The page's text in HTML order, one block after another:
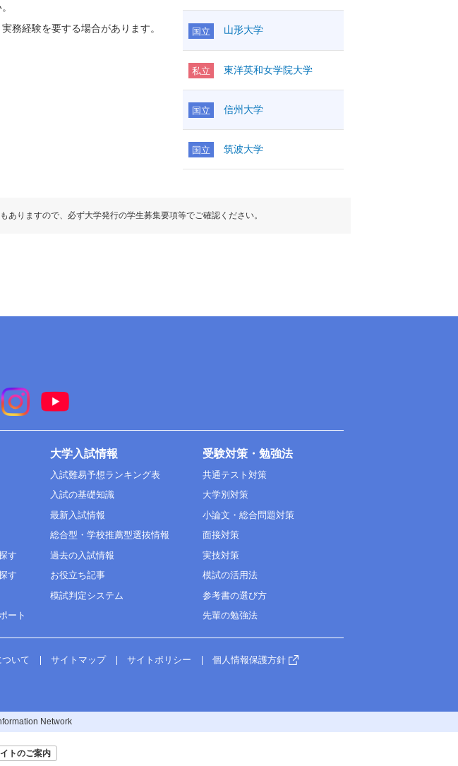
務経験を要する場合があります。
国立 山形大学
私立 東洋英和女学院大学
国立 信州大学
国立 筑波大学
りますので、必ず大学発行の学生募集要項等でご確認ください。
す
す
ート
大学入試情報
入試難易予想ランキング表
入試の基礎知識
最新入試情報
総合型・学校推薦型選抜情報
過去の入試情報
お役立ち記事
模試判定システム
受験対策・勉強法
共通テスト対策
大学別対策
小論文・総合問題対策
面接対策
実技対策
模試の活用法
参考書の選び方
先輩の勉強法
いて サイトマップ サイトポリシー 個人情報保護方針
Network
トのご案内